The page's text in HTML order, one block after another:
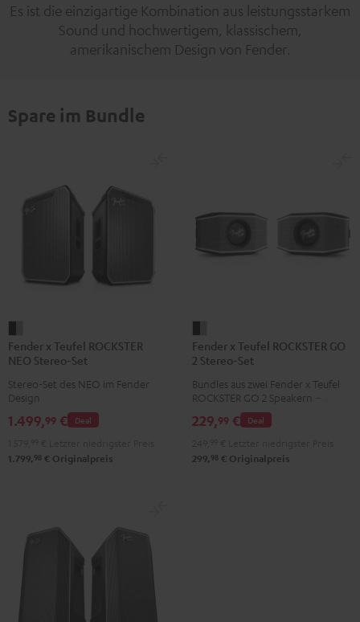
Es ist die einzigartige Kombination aus leistungsstarkem
Sound und hochwertigem, klassischem,
amerikanischem Design von Fender.
Spare im Bundle
x
Teufel
ROCKSTER
NEO
Stereo-
Black
Fender x Teufel ROCKSTER
NEO Stereo-Set
Stereo-Set des NEO im Fender
Design
Deal
1.499,99 €
1.799, 98 € Originalpreis
x
Teufel
ROCKSTER
GO
2
Set
Fender x Teufel ROCKSTER GO
2 Stereo-Set
Bundles aus zwei Fender x Teufel
ROCKSTER GO 2 Speakern – zwei
GO 2 spielen kabellos über
Bluetooth synchron in Stereo und
Deal
229,99 €
299, 98 € Originalpreis